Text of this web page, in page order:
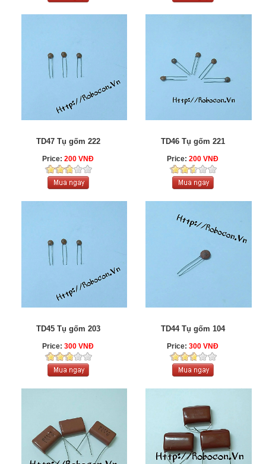
TD47 Tụ gốm 222
Price:200 VNĐ
TD46 Tụ gốm 221
Price:200 VNĐ
TD45 Tụ gốm 203
Price:300 VNĐ
TD44 Tụ gốm 104
Price:300 VNĐ